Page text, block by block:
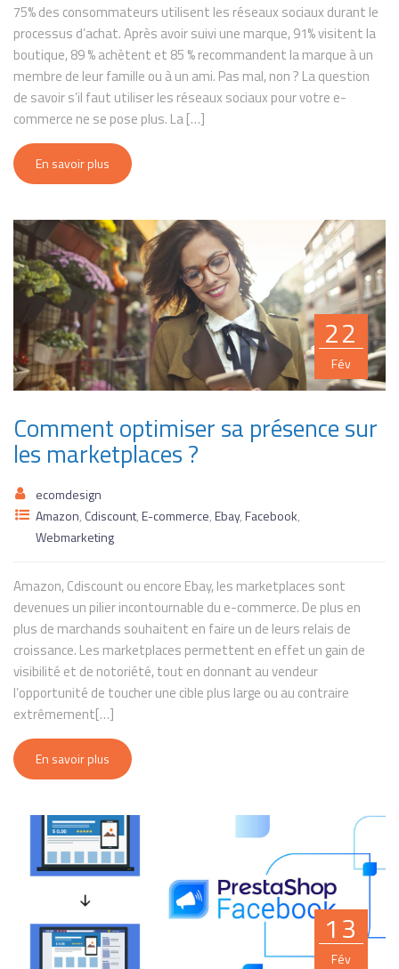
75% des consommateurs utilisent les réseaux sociaux durant le
processus d’achat. Après avoir suivi une marque, 91% visitent la
boutique, 89 % achètent et 85 % recommandent la marque à un
membre de leur famille ou à un ami. Pas mal, non ? La question
de savoir s’il faut utiliser les réseaux sociaux pour votre e-
commerce ne se pose plus. La […]
En savoir plus
22
Fév
Comment optimiser sa présence sur
les marketplaces ?
ecomdesign
Amazon, Cdiscount,E-commerce,Ebay,Facebook,
Webmarketing
Amazon, Cdiscount ou encore Ebay, les marketplaces sont
devenues un pilier incontournable du e-commerce. De plus en
plus de marchands souhaitent en faire un de leurs relais de
croissance. Les marketplaces permettent en effet un gain de
visibilité et de notoriété, tout en donnant au vendeur
l’opportunité de toucher une cible plus large ou au contraire
extrêmement[…]
En savoir plus
13
Fév